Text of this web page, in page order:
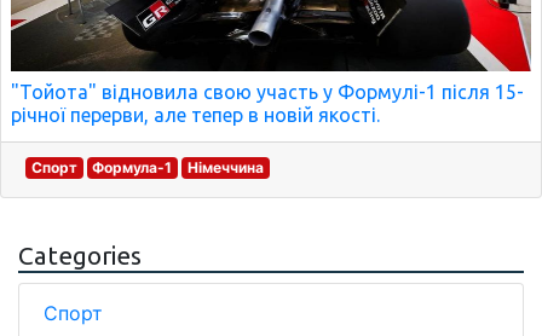
"Тойота" відновила свою участь у Формулі-1 після 15-
річної перерви, але тепер в новій якості.
Спорт Формула-1 Німеччина
Categories
Спорт